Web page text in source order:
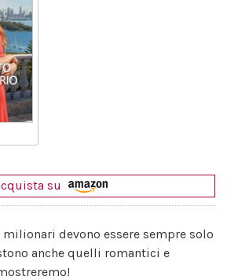
su
devono essere sempre solo
anche quelli romantici e